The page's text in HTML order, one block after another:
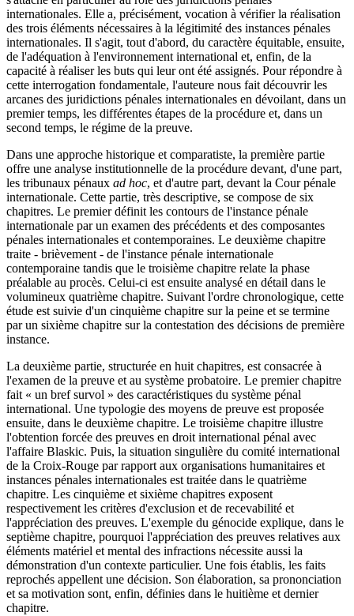
internationales. Elle a, précisément, vocation à vérifier la réalisation
des trois éléments nécessaires à la légitimité des instances pénales
internationales. Il s'agit, tout d'abord, du caractère équitable, ensuite,
de l'adéquation à l'environnement international et, enfin, de la
capacité à réaliser les buts qui leur ont été assignés. Pour répondre à
cette interrogation fondamentale, l'auteure nous fait découvrir les
arcanes des juridictions pénales internationales en dévoilant, dans un
premier temps, les différentes étapes de la procédure et, dans un
second temps, le régime de la preuve.
Dans une approche historique et comparatiste, la première partie
offre une analyse institutionnelle de la procédure devant, d'une part,
les tribunaux pénaux ad hoc, et d'autre part, devant la Cour pénale
internationale. Cette partie, très descriptive, se compose de six
chapitres. Le premier définit les contours de l'instance pénale
internationale par un examen des précédents et des composantes
pénales internationales et contemporaines. Le deuxième chapitre
traite - brièvement - de l'instance pénale internationale
contemporaine tandis que le troisième chapitre relate la phase
préalable au procès. Celui-ci est ensuite analysé en détail dans le
volumineux quatrième chapitre. Suivant l'ordre chronologique, cette
étude est suivie d'un cinquième chapitre sur la peine et se termine
par un sixième chapitre sur la contestation des décisions de première
instance.
La deuxième partie, structurée en huit chapitres, est consacrée à
l'examen de la preuve et au système probatoire. Le premier chapitre
fait « un bref survol » des caractéristiques du système pénal
international. Une typologie des moyens de preuve est proposée
ensuite, dans le deuxième chapitre. Le troisième chapitre illustre
l'obtention forcée des preuves en droit international pénal avec
l'affaire Blaskic. Puis, la situation singulière du comité international
de la Croix-Rouge par rapport aux organisations humanitaires et
instances pénales internationales est traitée dans le quatrième
chapitre. Les cinquième et sixième chapitres exposent
respectivement les critères d'exclusion et de recevabilité et
l'appréciation des preuves. L'exemple du génocide explique, dans le
septième chapitre, pourquoi l'appréciation des preuves relatives aux
éléments matériel et mental des infractions nécessite aussi la
démonstration d'un contexte particulier. Une fois établis, les faits
reprochés appellent une décision. Son élaboration, sa prononciation
et sa motivation sont, enfin, définies dans le huitième et dernier
chapitre.